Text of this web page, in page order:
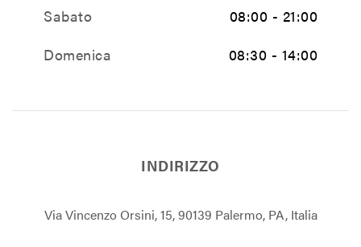
Sabato
08:00 - 21:00
Domenica
08:30 - 14:00
INDIRIZZO
Via Vincenzo Orsini, 15, 90139 Palermo, PA, Italia